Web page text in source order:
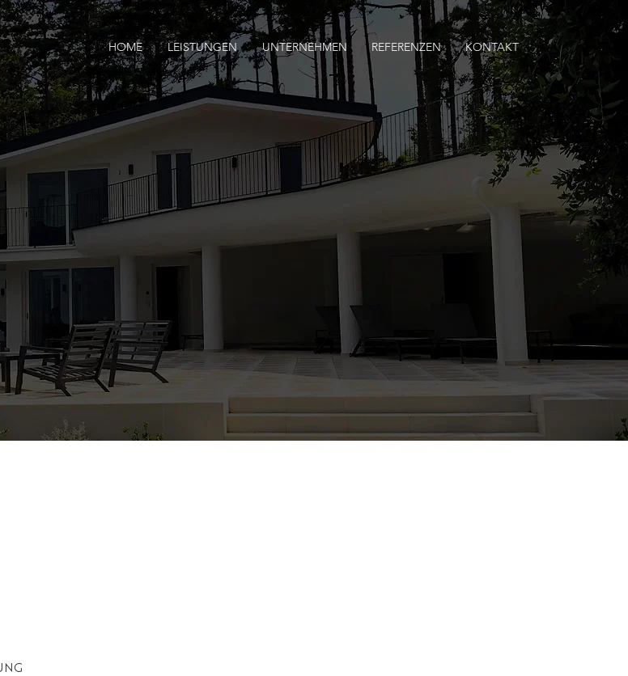
HOME LEISTUNGEN UNTERNEHMEN REFERENZEN KONTAKT